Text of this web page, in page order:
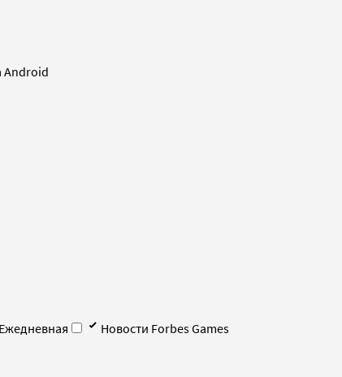
Android
Ежедневная
Новости Forbes Games